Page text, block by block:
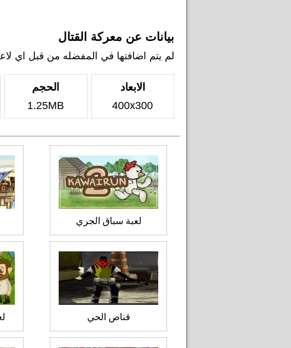
بيانات عن معركة القتال
لم يتم اضافتها في المفضله من قبل اي لاعب.
الابعاد
400x300
الحجم
1.25MB
لعبة سباق الجري
قناص الحي